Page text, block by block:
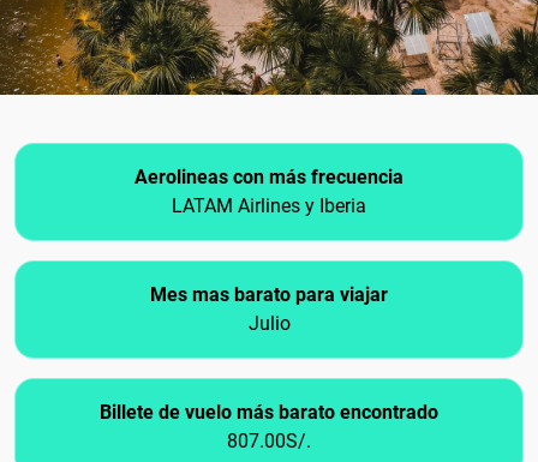
Aerolineas con más frecuencia
LATAM Airlines y Iberia
Mes mas barato para viajar
Julio
Billete de vuelo más barato encontrado
807.00S/.